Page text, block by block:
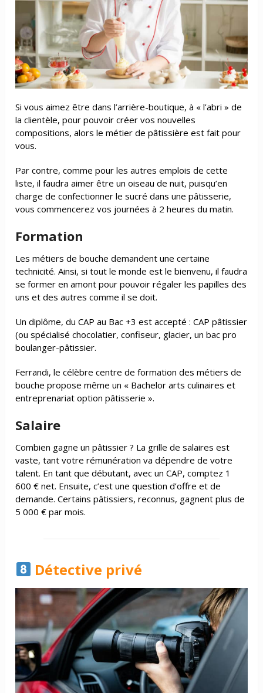
Si vous aimez être dans l’arrière-boutique, à « l’abri » de
la clientèle, pour pouvoir créer vos nouvelles
compositions, alors le métier de pâtissière est fait pour
vous.
Par contre, comme pour les autres emplois de cette
liste, il faudra aimer être un oiseau de nuit, puisqu’en
charge de confectionner le sucré dans une pâtisserie,
vous commencerez vos journées à 2 heures du matin.
Formation
Les métiers de bouche demandent une certaine
technicité. Ainsi, si tout le monde est le bienvenu, il faudra
se former en amont pour pouvoir régaler les papilles des
uns et des autres comme il se doit.
Un diplôme, du CAP au Bac +3 est accepté : CAP pâtissier
(ou spécialisé chocolatier, confiseur, glacier, un bac pro
boulanger-pâtissier.
Ferrandi, le célèbre centre de formation des métiers de
bouche propose même un « Bachelor arts culinaires et
entreprenariat option pâtisserie ».
Salaire
Combien gagne un pâtissier ? La grille de salaires est
vaste, tant votre rémunération va dépendre de votre
talent. En tant que débutant, avec un CAP, comptez 1
600 € net. Ensuite, c’est une question d’offre et de
demande. Certains pâtissiers, reconnus, gagnent plus de
5 000 € par mois.
Détective privé